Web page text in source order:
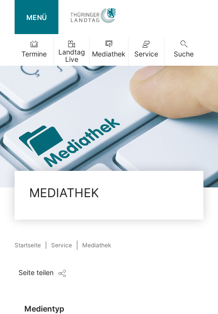
MENÜ
Termine
Landtag
Live
Mediathek Service Suche
MEDIATHEK
Startseite Service Mediathek
Seite teilen
Medientyp